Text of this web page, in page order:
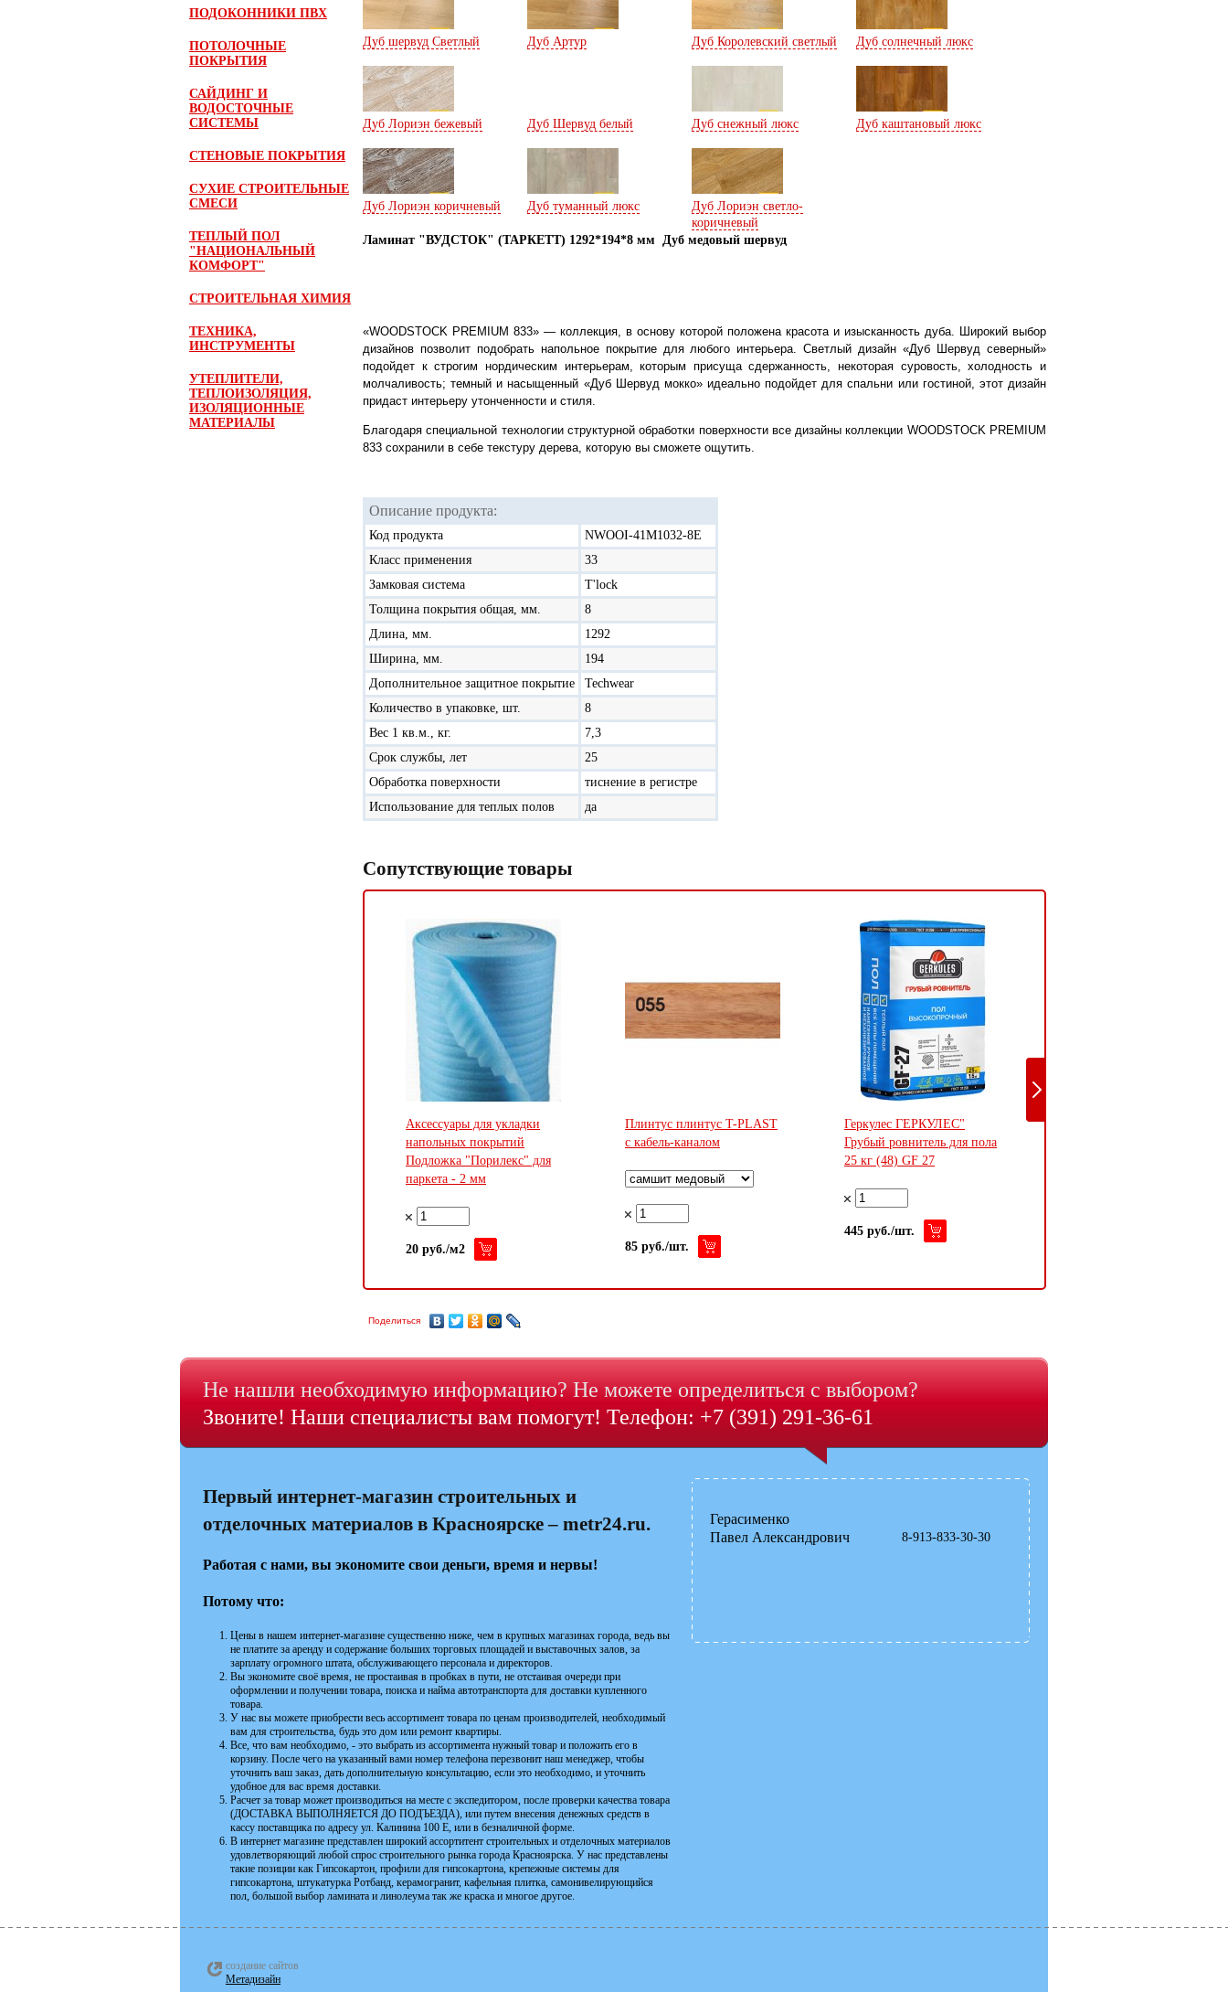
ПОДОКОННИКИ ПВХ
ПОТОЛОЧНЫЕ
ПОКРЫТИЯ
САЙДИНГ И
ВОДОСТОЧНЫЕ
СИСТЕМЫ
СТЕНОВЫЕ ПОКРЫТИЯ
СУХИЕ СТРОИТЕЛЬНЫЕ
СМЕСИ
ТЕПЛЫЙ ПОЛ
"НАЦИОНАЛЬНЫЙ
КОМФОРТ"
СТРОИТЕЛЬНАЯ ХИМИЯ
ТЕХНИКА,
ИНСТРУМЕНТЫ
УТЕПЛИТЕЛИ,
ТЕПЛОИЗОЛЯЦИЯ,
ИЗОЛЯЦИОННЫЕ
МАТЕРИАЛЫ
Дуб шервуд Светлый Дуб Артур Дуб Королевский светлый Дуб солнечный люкс
Дуб Лориэн бежевый Дуб Шервуд белый Дуб снежный люкс Дуб каштановый люкс
Дуб Лориэн коричневый Дуб туманный люкс
Дуб Лориэн светло-
коричневый
Ламинат "ВУДСТОК" (ТАРКЕТТ) 1292*194*8 мм Дуб медовый шервуд
«WOODSTOCK PREMIUM 833» — коллекция, в основу которой положена красота и изысканность дуба. Широкий выбор
дизайнов позволит подобрать напольное покрытие для любого интерьера. Светлый дизайн «Дуб Шервуд северный»
подойдет к строгим нордическим интерьерам, которым присуща сдержанность, некоторая суровость, холодность и
молчаливость; темный и насыщенный «Дуб Шервуд мокко» идеально подойдет для спальни или гостиной, этот дизайн
придаст интерьеру утонченности и стиля.
Благодаря специальной технологии структурной обработки поверхности все дизайны коллекции WOODSTOCK PREMIUM
833 сохранили в себе текстуру дерева, которую вы сможете ощутить.
Описание продукта:
Код продукта
NWOOI-41M1032-8E
Класс применения
33
Замковая система
T'lock
Толщина покрытия общая, мм.
8
Длина, мм.
1292
Ширина, мм.
194
Дополнительное защитное покрытие
Techwear
Количество в упаковке, шт.
8
Вес 1 кв.м., кг.
7,3
Срок службы, лет
25
Обработка поверхности
тиснение в регистре
Использование для теплых полов
да
Сопутствующие товары
Аксессуары для укладки
напольных покрытий
Подложка "Порилекс" для
паркета - 2 мм
20 руб./м2
Плинтус плинтус T-PLAST
с кабель-каналом
85 руб./шт.
Геркулес ГЕРКУЛЕС"
Грубый ровнитель для пола
25 кг (48) GF 27
445 руб./шт.
Поделиться
Не нашли необходимую информацию? Не можете определиться с выбором?
Звоните! Наши специалисты вам помогут! Телефон: +7 (391) 291-36-61
Первый интернет-магазин строительных и
отделочных материалов в Красноярске – metr24.ru.
Работая с нами, вы экономите свои деньги, время и нервы!
Потому что:
Цены в нашем интернет-магазине существенно ниже, чем в крупных магазинах города, ведь вы
не платите за аренду и содержание больших торговых площадей и выставочных залов, за
зарплату огромного штата, обслуживающего персонала и директоров.
Вы экономите своё время, не простаивая в пробках в пути, не отстаивая очереди при
оформлении и получении товара, поиска и найма автотранспорта для доставки купленного
товара.
У нас вы можете приобрести весь ассортимент товара по ценам производителей, необходимый
вам для строительства, будь это дом или ремонт квартиры.
Все, что вам необходимо, - это выбрать из ассортимента нужный товар и положить его в
корзину. После чего на указанный вами номер телефона перезвонит наш менеджер, чтобы
уточнить ваш заказ, дать дополнительную консультацию, если это необходимо, и уточнить
удобное для вас время доставки.
Расчет за товар может производиться на месте с экспедитором, после проверки качества товара
(ДОСТАВКА ВЫПОЛНЯЕТСЯ ДО ПОДЪЕЗДА), или путем внесения денежных средств в
кассу поставщика по адресу ул. Калинина 100 Е, или в безналичной форме.
В интернет магазине представлен широкий ассортитент строительных и отделочных материалов
удовлетворяющий любой спрос строительного рынка города Красноярска. У нас представлены
такие позиции как Гипсокартон, профили для гипсокартона, крепежные системы для
гипсокартона, штукатурка Ротбанд, керамогранит, кафельная плитка, самонивелирующийся
пол, большой выбор ламината и линолеума так же краска и многое другое.
Герасименко
Павел Александрович
8-913-833-30-30
создание сайтов
Метадизайн